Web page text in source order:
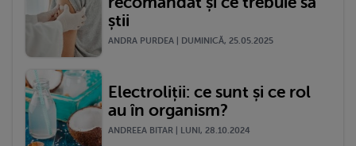
știi
ANDRA PURDEA | DUMINICĂ, 25.05.2025
Electroliții: ce sunt și ce rol
au în organism?
ANDREEA BITAR | LUNI, 28.10.2024